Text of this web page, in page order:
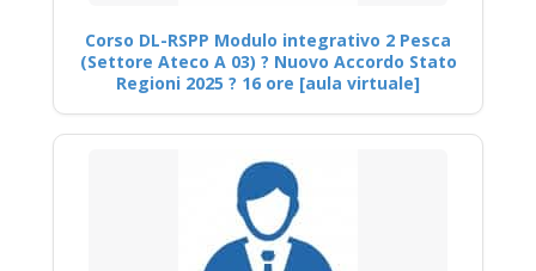
Corso DL-RSPP Modulo integrativo 2 Pesca
(Settore Ateco A 03) ? Nuovo Accordo Stato
Regioni 2025 ? 16 ore [aula virtuale]